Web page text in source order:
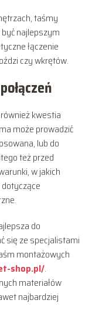
taśmy
najlepszym
łączenie
czy wkrętów.
kwestia
może prowadzić
lub do
też przed
w jakich
do
się ze specjalistami
montażowych
shop.pl/.
materiałów
najbardziej